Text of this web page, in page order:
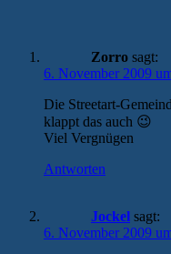
Zorro sagt:
6. November 2009
Die Streetart-
klappt das auch 😉
Viel Vergnügen
Antworten
Jockel sagt:
6. November 2009